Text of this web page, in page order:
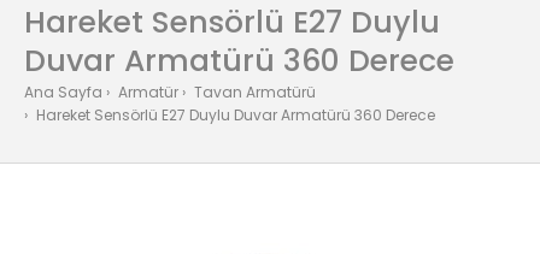
Hareket Sensörlü E27 Duylu
Duvar Armatürü 360 Derece
Ana Sayfa Armatür
Tavan Armatürü
Hareket Sensörlü E27 Duylu Duvar Armatürü 360 Derece